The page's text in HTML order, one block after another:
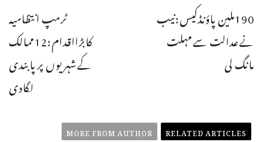
ٹرمپ انتظامیہ
کابڑااقدام:12ممالک
کےشہریوں پرپابندی
لگادی
190ملین پاؤنڈکیس:نیب
نےعدالت سےمہلت
مانگ لی
RELATED ARTICLES
MORE FROM AUTHOR